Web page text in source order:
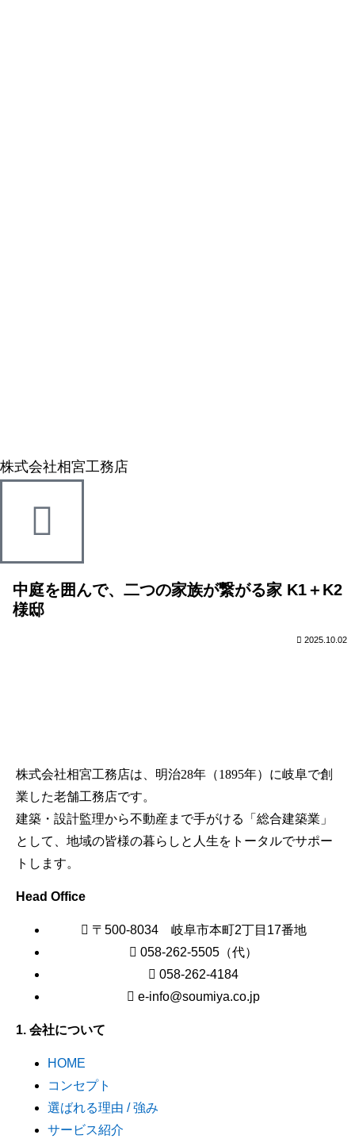
株式会社相宮工務店
中庭を囲んで、二つの家族が繋がる家 K1＋K2
様邸
2025.10.02
株式会社相宮工務店は、 明治28年（1895年）に岐阜で創
業した老舗工務店です。
建築・設計監理から不動産まで手がける「総合建築業」
として、地域の皆様の暮らしと人生をトータルでサポー
トします。
Head Office
〒500-8034 岐阜市本町2丁目17番地
058-262-5505（代）
058-262-4184
e-info@soumiya.co.jp
1. 会社について
HOME
コンセプト
選ばれる理由 / 強み
サービス紹介